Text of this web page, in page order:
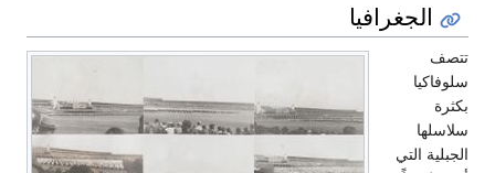
الجغرافيا
تتصف
سلوفاكيا
بكثرة
سلاسلها
الجبلية التي